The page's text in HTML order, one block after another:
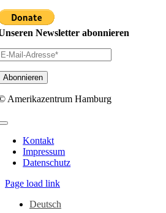
Newsletter abonnieren
Amerikazentrum Hamburg
Toggle
NavigationKontakt
Impressum
Datenschutz
Page load link
Deutsch